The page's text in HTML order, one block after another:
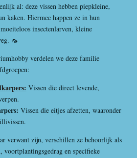
al: deze vissen hebben piepkleine,
kaken. Hiermee happen ze in hun
insectenlarven, kleine
🦟
verdelen we deze familie
Vissen die direct levende,
Vissen die eitjes afzetten, waaronder
verwant zijn, verschillen ze behoorlijk als
voortplantingsgedrag en specifieke